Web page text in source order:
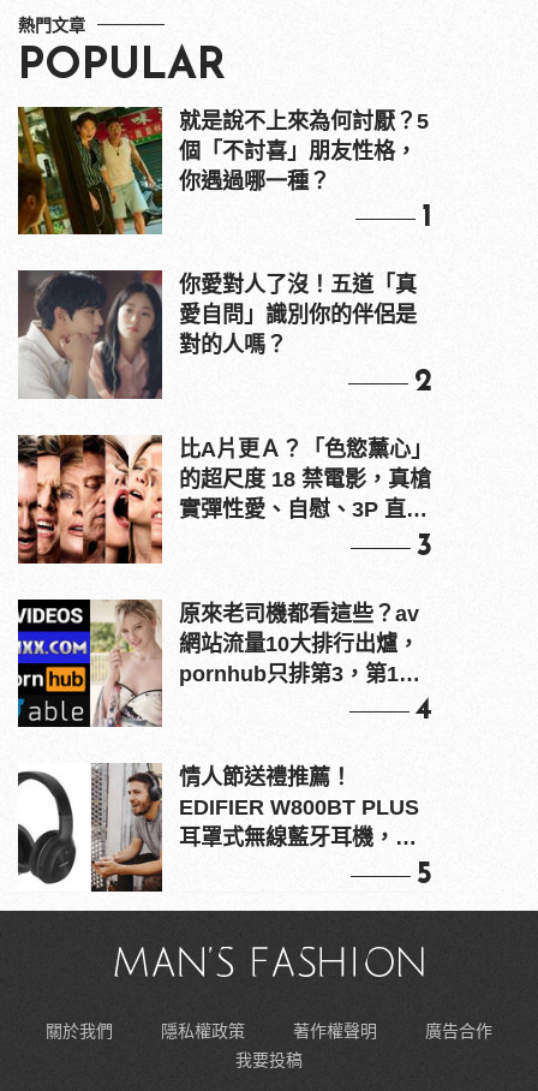
熱門文章
POPULAR
就是說不上來為何討厭？5
個「不討喜」朋友性格，
你遇過哪一種？
1
你愛對人了沒！五道「真
愛自問」識別你的伴侶是
對的人嗎？
2
比A片更Ａ？「色慾薰心」
的超尺度 18 禁電影，真槍
實彈性愛、自慰、3P 直接
3
原來老司機都看這些？av
網站流量10大排行出爐，
pornhub只排第3，第1名
4
情人節送禮推薦！
EDIFIER W800BT PLUS
耳罩式無線藍牙耳機，在
5
關於我們 隱私權政策 著作權聲明
廣告合作
我要投稿